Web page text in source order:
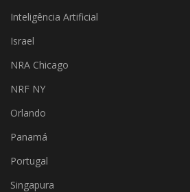
Inteligência Artificial
Israel
NRA Chicago
NRF NY
Orlando
Panamá
Portugal
Singapura